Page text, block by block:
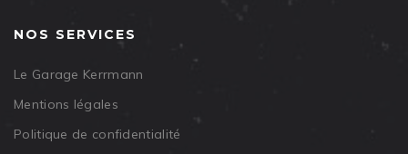
NOS SERVICES
Le Garage Kerrmann
Mentions légales
Politique de confidentialité